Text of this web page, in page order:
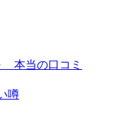
本当の口コミ
噂